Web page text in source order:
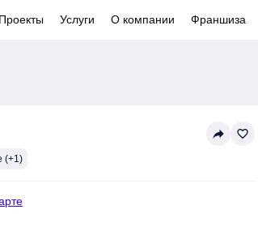
Проекты Услуги О компании Франшиза
(+1)
reply favorite_border